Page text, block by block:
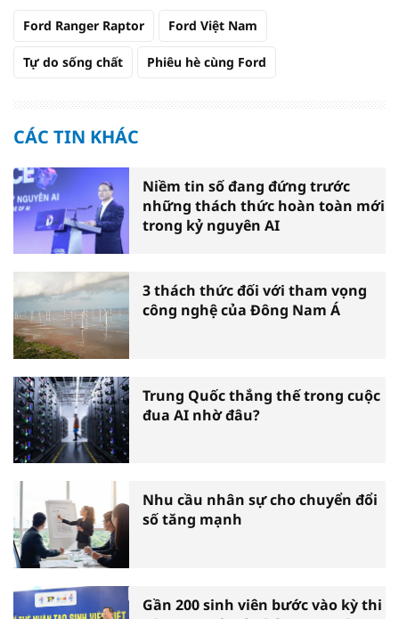
Ford Ranger Raptor Ford Việt Nam
Tự do sống chất Phiêu hè cùng Ford
CÁC TIN KHÁC
Niềm tin số đang đứng trước
những thách thức hoàn toàn mới
trong kỷ nguyên AI
3 thách thức đối với tham vọng
công nghệ của Đông Nam Á
Trung Quốc thắng thế trong cuộc
đua AI nhờ đâu?
Nhu cầu nhân sự cho chuyển đổi
số tăng mạnh
Gần 200 sinh viên bước vào kỳ thi